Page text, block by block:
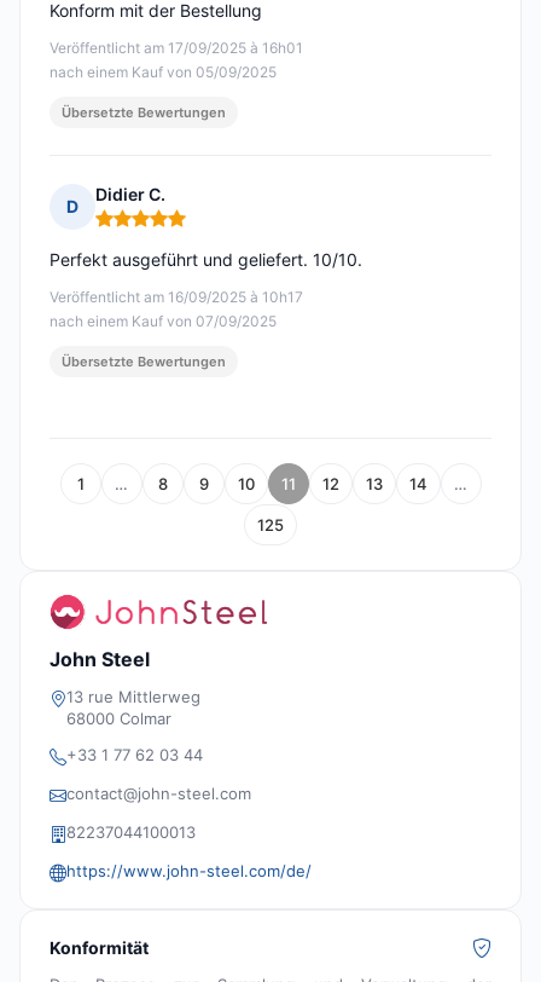
Veröffentlicht am 17/09/2025 à 16h01
nach einem Kauf von 05/09/2025
Konform mit der Bestellung
Übersetzte Bewertungen
D
Didier C.
Hinweis: 5 von 5
Veröffentlicht am 16/09/2025 à 10h17
nach einem Kauf von 07/09/2025
Perfekt ausgeführt und geliefert. 10/10.
Übersetzte Bewertungen
1 … 8 9 10 11 12 13 14 …
125
John Steel
13 rue Mittlerweg
68000 Colmar
+33 1 77 62 03 44
contact@john-steel.com
82237044100013
https://www.john-steel.com/de/
Konformität